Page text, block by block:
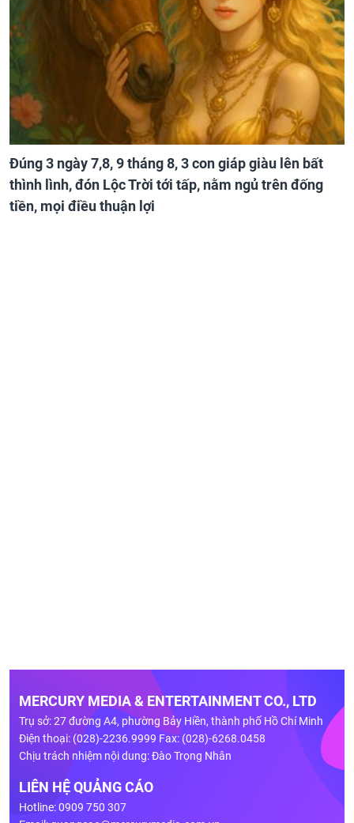
Đúng 3 ngày 7,8, 9 tháng 8, 3 con giáp giàu lên bất
thình lình, đón Lộc Trời tới tấp, nằm ngủ trên đống
tiền, mọi điều thuận lợi
MERCURY MEDIA & ENTERTAINMENT CO., LTD
Trụ sở: 27 đường A4, phường Bảy Hiền, thành phố Hồ Chí Minh
Điện thoại: (028)-2236.9999 Fax: (028)-6268.0458
Chịu trách nhiệm nội dung: Đào Trọng Nhân
LIÊN HỆ QUẢNG CÁO
Hotline: 0909 750 307